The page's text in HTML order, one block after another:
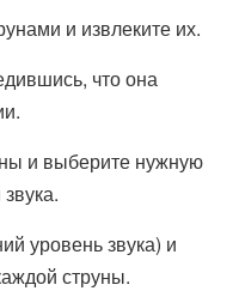
и извлеките их.
что она
и выберите нужную
уровень звука) и
струны.